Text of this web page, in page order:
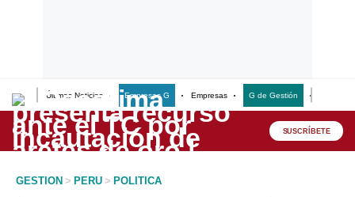
Últimas Noticias Empresas G Empresas G de Gestión
Lo último
Peru Quiosco SUSCRÍBETE
GESTION > PERU > POLITICA